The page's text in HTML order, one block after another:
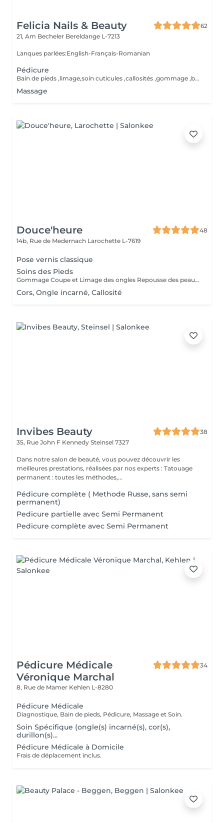
Felicia Nails & Beauty
62
21, Am Becheler Bereldange L-7213
Lanques parlées:English-Français-Romanian
Pédicure
Bain de pieds ,limage,soin cuticules ,callosités ,gommage ,base,crème
Massage
Douce'heure
48
14b, Rue de Medernach Larochette L-7619
Pose vernis classique
Soins des Pieds
Gommage Coupe et Limage des ongles Repousse des peaux mortes Coupe des cuticules Massage des pieds Masque hydratant
Cors, Ongle incarné, Callosité
Invibes Beauty
38
35, Rue John F Kennedy Steinsel 7327
Dans notre salon de beauté, vous pouvez découvrir les
meilleures prestations, réalisées par nos experts : Tatouage
permanent : toutes les méthodes,...
Pédicure complète ( Methode Russe, sans semi
permanent)
Pedicure partielle avec Semi Permanent
Pedicure complète avec Semi Permanent
Pédicure Médicale
Véronique Marchal
34
8, Rue de Mamer Kehlen L-8280
Pédicure Médicale
Diagnostique, Bain de pieds, Pédicure, Massage et Soin.
Soin Spécifique (ongle(s) incarné(s), cor(s),
durillon(s)...
Pédicure Médicale à Domicile
Frais de déplacement inclus.